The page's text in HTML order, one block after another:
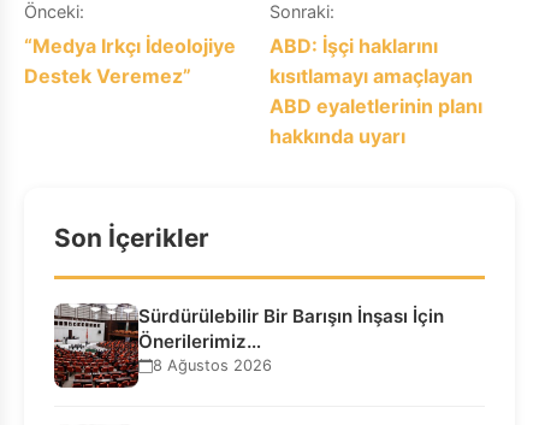
Yazı
gezinmesi
Önceki:
“Medya Irkçı İdeolojiye
Destek Veremez”
Sonraki:
ABD: İşçi haklarını
kısıtlamayı amaçlayan
ABD eyaletlerinin planı
hakkında uyarı
Son İçerikler
Sürdürülebilir Bir Barışın İnşası İçin
Önerilerimiz…
8 Ağustos 2026